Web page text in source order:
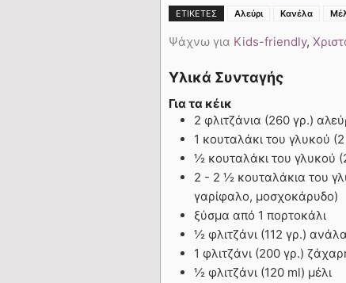
ΕΤΙΚΈΤΕΣ Αλεύρι Κανέλα
Ψάχνω για Kids-friendly,
Υλικά Συνταγής
Για τα κέικ
2 φλιτζάνια (260 γρ.)
1 κουταλάκι του γλυκού
½ κουταλάκι του γλυκού
2 - 2 ½ κουταλάκια του
γαρίφαλο, μοσχοκάρυδο)
ξύσμα από 1 πορτοκάλι
½ φλιτζάνι (112 γρ.)
1 φλιτζάνι (200 γρ.)
½ φλιτζάνι (120 ml) μέλι